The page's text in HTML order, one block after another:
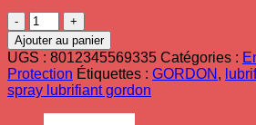
quantité
de
Spray
Lubrifiant
pour
lames
Gordon
Ajouter au panier
UGS : 8012345569335 Catégories :
Protection Étiquettes : GORDON ,
spray lubrifiant gordon